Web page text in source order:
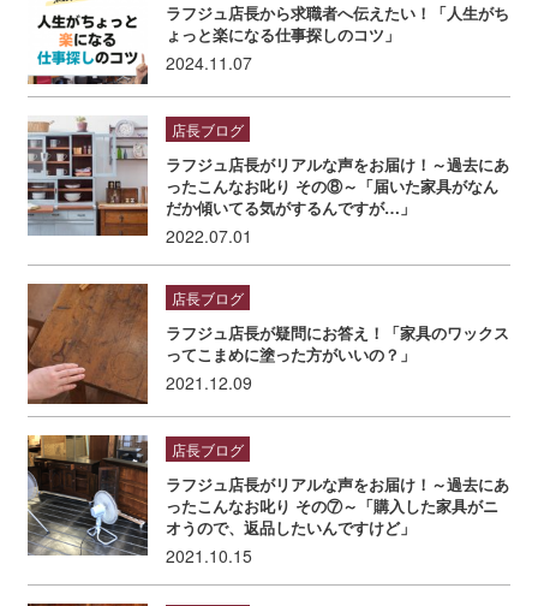
ラフジュ店長から求職者へ伝えたい！「人生がち
ょっと楽になる仕事探しのコツ」
2024.11.07
店長ブログ
ラフジュ店長がリアルな声をお届け！～過去にあ
ったこんなお叱り その⑧～「届いた家具がなん
だか傾いてる気がするんですが…」
2022.07.01
店長ブログ
ラフジュ店長が疑問にお答え！「家具のワックス
ってこまめに塗った方がいいの？」
2021.12.09
店長ブログ
ラフジュ店長がリアルな声をお届け！～過去にあ
ったこんなお叱り その⑦～「購入した家具がニ
オうので、返品したいんですけど」
2021.10.15